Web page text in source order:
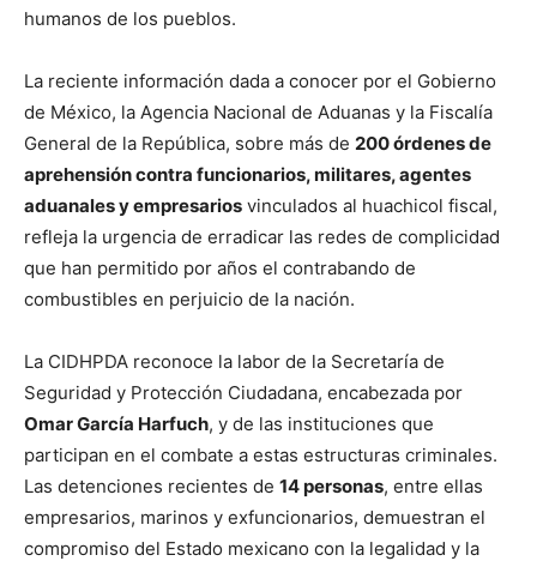
humanos de los pueblos.
La reciente información dada a conocer por el Gobierno
de México, la Agencia Nacional de Aduanas y la Fiscalía
General de la República, sobre más de 200 órdenes de
aprehensión contra funcionarios, militares, agentes
aduanales y empresarios vinculados al huachicol fiscal,
refleja la urgencia de erradicar las redes de complicidad
que han permitido por años el contrabando de
combustibles en perjuicio de la nación.
La CIDHPDA reconoce la labor de la Secretaría de
Seguridad y Protección Ciudadana, encabezada por
Omar García Harfuch, y de las instituciones que
participan en el combate a estas estructuras criminales.
Las detenciones recientes de 14 personas, entre ellas
empresarios, marinos y exfuncionarios, demuestran el
compromiso del Estado mexicano con la legalidad y la